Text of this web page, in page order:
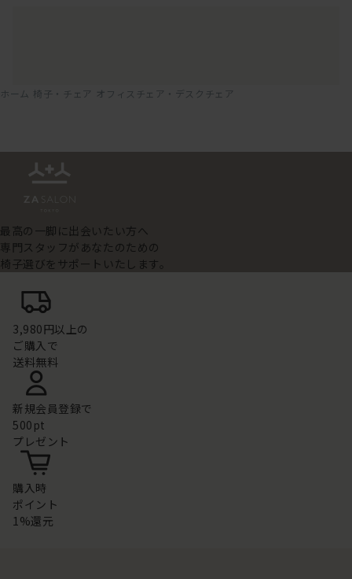
ホーム 椅子・チェア オフィスチェア・デスクチェア
最高の一脚に出会いたい方へ
専門スタッフがあなたのための
椅子選びをサポートいたします。
3,980円以上の
ご購入で
送料無料
新規会員登録で
500pt
プレゼント
購入時
ポイント
1%還元